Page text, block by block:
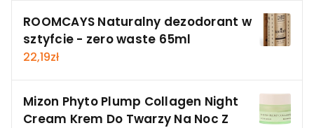
ROOMCAYS Naturalny dezodorant w
sztyfcie - zero waste 65ml
22,19zł
Mizon Phyto Plump Collagen Night
Cream Krem Do Twarzy Na Noc Z